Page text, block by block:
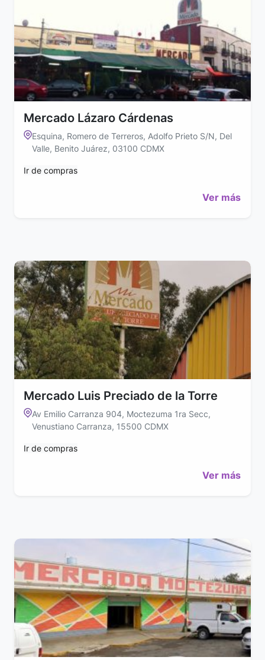
Mercado Lázaro Cárdenas
Esquina, Romero de Terreros, Adolfo Prieto S/N, Del
Valle, Benito Juárez, 03100 CDMX
Ir de compras
Ver más
Mercado Luis Preciado de la Torre
Av Emilio Carranza 904, Moctezuma 1ra Secc,
Venustiano Carranza, 15500 CDMX
Ir de compras
Ver más